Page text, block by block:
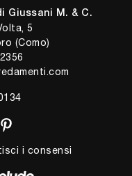
Giussani M. & C.
5
(Como)
i consensi